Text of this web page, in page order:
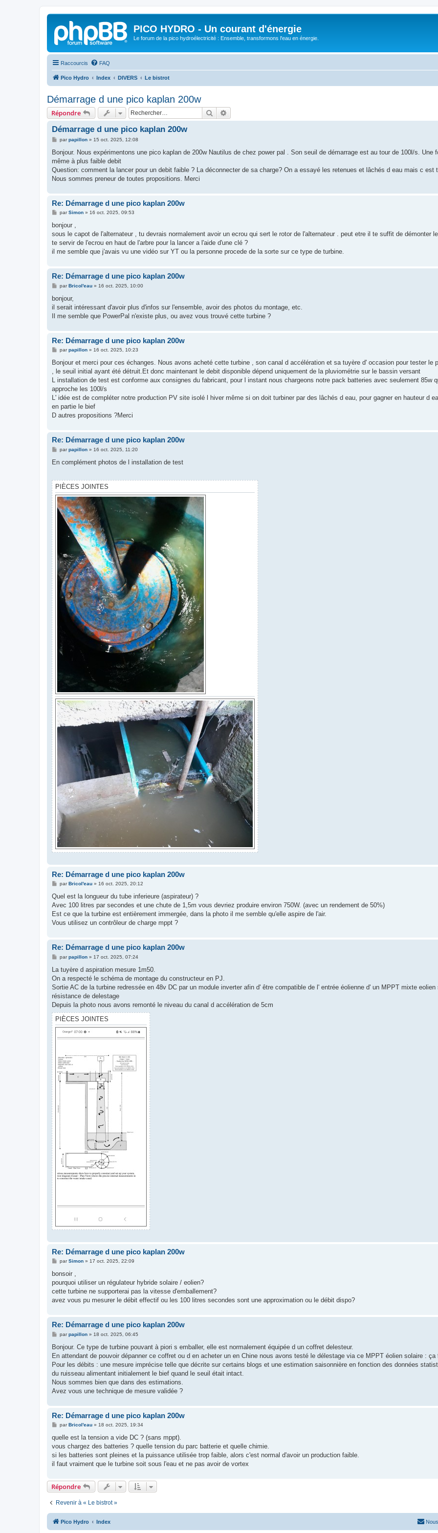
PICO HYDRO - Un courant d'énergie
Le forum de la pico hydroélectricité : Ensemble, transformons l'eau en énergie.
Raccourcis FAQ
Pico Hydro Index DIVERS Le bistrot
Démarrage d une pico kaplan 200w
Répondre Rechercher
Démarrage d une pico kaplan 200w
M
s
a
g
parpapillon» 15 oct. 2025, 12:08
Bonjour. Nous expérimentons une pico kaplan de 200w Nautilus de chez power pal . Son seuil de démarrage est au tour de 100l/s. Une
même à plus faible debit
Question: comment la lancer pour un debit faible ? La déconnecter de sa charge? On a essayé les retenues et lâchés d eau mais c est
Nous sommes preneur de toutes propositions. Merci
Re: Démarrage d une pico kaplan 200w
M
s
a
g
parSimon» 16 oct. 2025, 09:53
bonjour ,
sous le capot de l'alternateur , tu devrais normalement avoir un ecrou qui sert le rotor de l'alternateur . peut etre il te suffit de démonter
te servir de l'ecrou en haut de l'arbre pour la lancer a l'aide d'une clé ?
il me semble que j'avais vu une vidéo sur YT ou la personne procede de la sorte sur ce type de turbine.
Re: Démarrage d une pico kaplan 200w
M
s
a
g
parBricol'eau» 16 oct. 2025, 10:00
bonjour,
il serait intéressant d'avoir plus d'infos sur l'ensemble, avoir des photos du montage, etc.
Il me semble que PowerPal n'existe plus, ou avez vous trouvé cette turbine ?
Re: Démarrage d une pico kaplan 200w
M
s
a
g
parpapillon» 16 oct. 2025, 10:23
Bonjour et merci pour ces échanges. Nous avons acheté cette turbine , son canal d accélération et sa tuyère d' occasion pour tester le
, le seuil initial ayant été détruit.Et donc maintenant le debit disponible dépend uniquement de la pluviométrie sur le bassin versant
L installation de test est conforme aux consignes du fabricant, pour l instant nous chargeons notre pack batteries avec seulement 85w
approche les 100l/s
L' idée est de compléter notre production PV site isolé l hiver même si on doit turbiner par des lâchés d eau, pour gagner en hauteur d
en partie le bief
D autres propositions ?Merci
Re: Démarrage d une pico kaplan 200w
M
s
e
parpapillon» 16 oct. 2025, 11:20
En complément photos de l installation de test
PIÈCES JOINTES
Re: Démarrage d une pico kaplan 200w
M
s
a
g
parBricol'eau» 16 oct. 2025, 20:12
Quel est la longueur du tube inferieure (aspirateur) ?
Avec 100 litres par secondes et une chute de 1,5m vous devriez produire environ 750W. (avec un rendement de 50%)
Est ce que la turbine est entièrement immergée, dans la photo il me semble qu'elle aspire de l'air.
Vous utilisez un contrôleur de charge mppt ?
Re: Démarrage d une pico kaplan 200w
M
s
a
g
parpapillon» 17 oct. 2025, 07:24
La tuyère d aspiration mesure 1m50.
On a respecté le schéma de montage du constructeur en PJ.
Sortie AC de la turbine redressée en 48v DC par un module inverter afin d' être compatible de l' entrée éolienne d' un MPPT mixte eolien
résistance de delestage
Depuis la photo nous avons remonté le niveau du canal d accélération de 5cm
PIÈCES JOINTES
Re: Démarrage d une pico kaplan 200w
M
s
a
g
parSimon» 17 oct. 2025, 22:09
bonsoir ,
pourquoi utiliser un régulateur hybride solaire / eolien?
cette turbine ne supporterai pas la vitesse d'emballement?
avez vous pu mesurer le débit effectif ou les 100 litres secondes sont une approximation ou le débit dispo?
Re: Démarrage d une pico kaplan 200w
M
s
a
g
parpapillon» 18 oct. 2025, 06:45
Bonjour. Ce type de turbine pouvant à piori s emballer, elle est normalement équipée d un coffret delesteur.
En attendant de pouvoir dépanner ce coffret ou d en acheter un en Chine nous avons testé le délestage via ce MPPT éolien solaire : ça
Pour les débits : une mesure imprécise telle que décrite sur certains blogs et une estimation saisonnière en fonction des données
du ruisseau alimentant initialement le bief quand le seuil était intact.
Nous sommes bien que dans des estimations.
Avez vous une technique de mesure validée ?
Re: Démarrage d une pico kaplan 200w
M
s
a
g
parBricol'eau» 18 oct. 2025, 19:34
quelle est la tension a vide DC ? (sans mppt).
vous chargez des batteries ? quelle tension du parc batterie et quelle chimie.
si les batteries sont pleines et la puissance utilisée trop faible, alors c'est normal d'avoir un production faible.
il faut vraiment que le turbine soit sous l'eau et ne pas avoir de vortex
Répondre
Revenir à « Le bistrot »
Pico Hydro Index